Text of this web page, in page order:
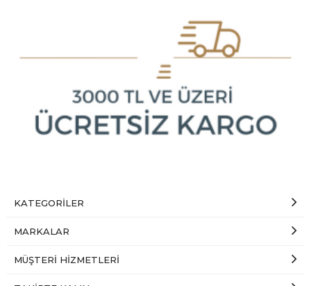
KATEGORILER
MARKALAR
MÜŞTERI HIZMETLERI